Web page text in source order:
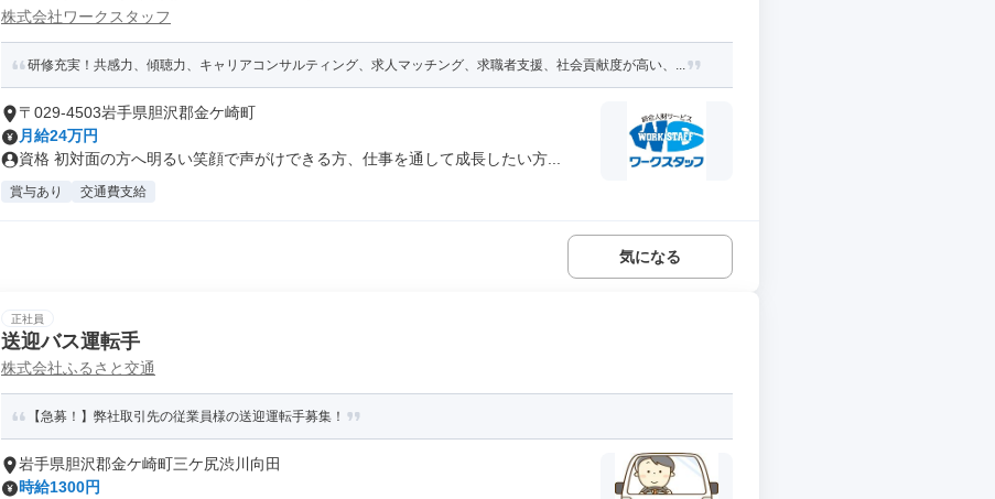
株式会社ワークスタッフ
研修充実！共感力、傾聴力、キャリアコンサルティング、求人マッチング、求職者支援、社会貢献度が高い、...
〒029-4503岩手県胆沢郡金ケ崎町
月給24万円
資格 初対面の方へ明るい笑顔で声がけできる方、仕事を通して成長したい方...
賞与あり 交通費支給
気になる
正社員
送迎バス運転手
株式会社ふるさと交通
【急募！】弊社取引先の従業員様の送迎運転手募集！
岩手県胆沢郡金ケ崎町三ケ尻渋川向田
時給1300円